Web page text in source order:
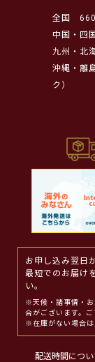
全国
660
中国・四国
九州・北
沖縄・離
ク）
お申し込み翌日
最短でのお届け
い。
※天候・諸事情・お
合がございます。ご
※在庫がない場合は
配送時間につい